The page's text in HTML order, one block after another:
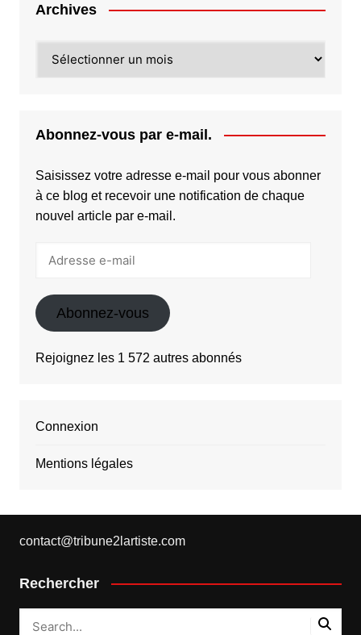
Archives
Abonnez-vous par e-mail.
Saisissez votre adresse e-mail pour vous abonner
à ce blog et recevoir une notification de chaque
nouvel article par e-mail.
Abonnez-vous
Rejoignez les 1 572 autres abonnés
Connexion
Mentions légales
contact@tribune2lartiste.com
Rechercher